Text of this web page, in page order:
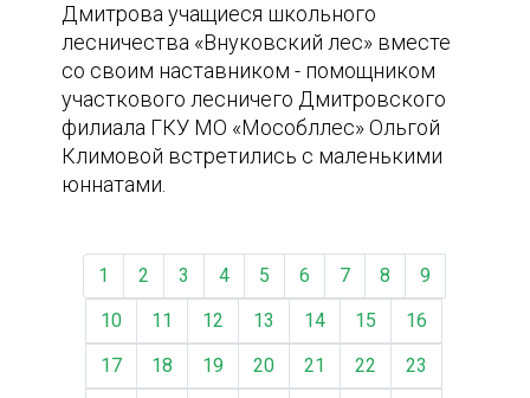
Дмитрова учащиеся школьного
лесничества «Внуковский лес» вместе
со своим наставником - помощником
участкового лесничего Дмитровского
филиала ГКУ МО «Мособллес» Ольгой
Климовой встретились с маленькими
юннатами.
1 2 3 4 5 6 7 8
9
10
11 12 13 14 15
16
17
18 19 20 21 22
23